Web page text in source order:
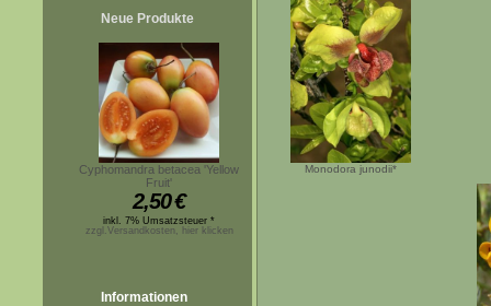
Neue Produkte
Cyphomandra betacea 'Yellow
Fruit'
2,50€
inkl. 7% Umsatzsteuer *
zzgl.Versandkosten, hier klicken
Informationen
Monodora junodii*